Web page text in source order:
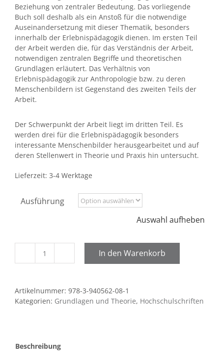
Beziehung von zentraler Bedeutung. Das vorliegende
Buch soll deshalb als ein Anstoß für die notwendige
Auseinandersetzung mit dieser Thematik, besonders
innerhalb der Erlebnispädagogik dienen. Im ersten Teil
der Arbeit werden die, für das Verständnis der Arbeit,
notwendigen zentralen Begriffe und theoretischen
Grundlagen erläutert. Das Verhältnis von
Erlebnispädagogik zur Anthropologie bzw. zu deren
Menschenbildern ist Gegenstand des zweiten Teils der
Arbeit.
Der Schwerpunkt der Arbeit liegt im dritten Teil. Es
werden drei für die Erlebnispädagogik besonders
interessante Menschenbilder herausgearbeitet und auf
deren Stellenwert in Theorie und Praxis hin untersucht.
Lieferzeit: 3-4 Werktage
Ausführung
Auswahl aufheben
Menschenbilder
Erlebnispädagogik
Menge
In den Warenkorb
Artikelnummer: 978-3-940562-08-1
Kategorien: Grundlagen und Theorie, Hochschulschriften
Beschreibung